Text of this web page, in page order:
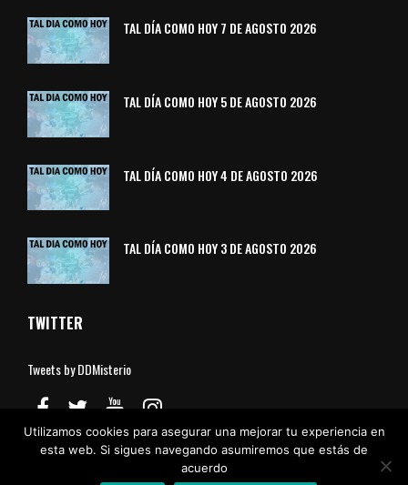
TAL DÍA COMO HOY 7 DE AGOSTO 2026
TAL DÍA COMO HOY 5 DE AGOSTO 2026
TAL DÍA COMO HOY 4 DE AGOSTO 2026
TAL DÍA COMO HOY 3 DE AGOSTO 2026
TWITTER
Tweets by DDMisterio
Política de Privacidad
Utilizamos cookies para asegurar una mejorar tu experiencia en
esta web. Si sigues navegando asumiremos que estás de
acuerdo